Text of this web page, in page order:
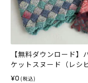
【無料ダウンロード】
ケットスヌード（レシピ
¥0 (税込)